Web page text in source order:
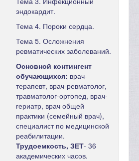
эндокардит.
Тема 4. Пороки сердца.
Тема 5. Осложнения
ревматических заболеваний.
Основной контингент
обучающихся: врач-
терапевт, врач-ревматолог,
травматолог-ортопед, врач-
гериатр, врач общей
практики (семейный врач),
специалист по медицинской
реабилитации.
Трудоемкость, ЗЕТ- 36
академических часов.